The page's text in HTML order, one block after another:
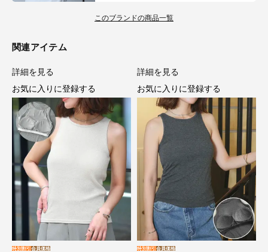
このブランドの商品一覧
関連アイテム
特別割引会員価格
詳細を見る
お気に入りに登録する
特別割引会員価格
詳細を見る
お気に入りに登録する